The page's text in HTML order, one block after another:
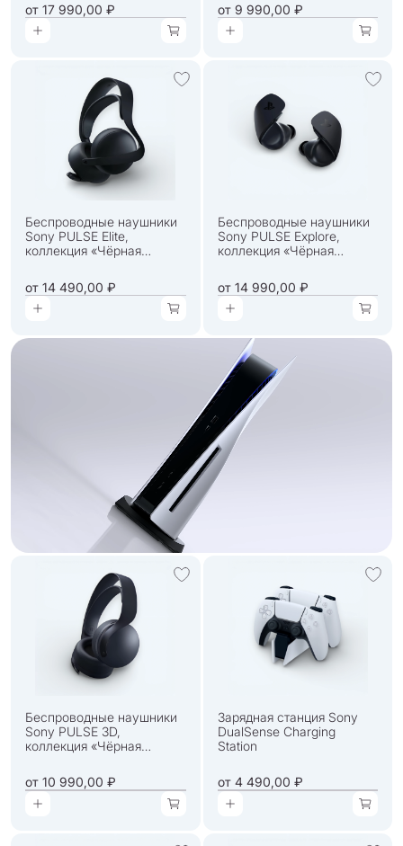
от 17 990,00 ₽ от9 990,00 ₽
Беспроводные наушники
Sony PULSE Elite,
коллекция «Чёрная
от 14 490,00 ₽
Беспроводные наушники
Sony PULSE Explore,
коллекция «Чёрная
от14 990,00 ₽
Беспроводные наушники
Sony PULSE 3D,
коллекция «Чёрная
от 10 990,00 ₽
Зарядная станция Sony
DualSense Charging
Station
от4 490,00 ₽